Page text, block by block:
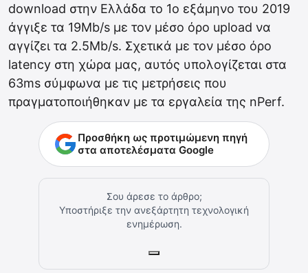
download στην Ελλάδα το 1ο εξάμηνο του 2019
άγγιξε τα 19Mb/s με τον μέσο όρο upload να
αγγίζει τα 2.5Mb/s. Σχετικά με τον μέσο όρο
latency στη χώρα μας, αυτός υπολογίζεται στα
63ms σύμφωνα με τις μετρήσεις που
πραγματοποιήθηκαν με τα εργαλεία της nPerf.
Προσθήκη ως προτιμώμενη πηγή
στα αποτελέσματα Google
Σου άρεσε το άρθρο;
Υποστήριξε την ανεξάρτητη τεχνολογική
ενημέρωση.